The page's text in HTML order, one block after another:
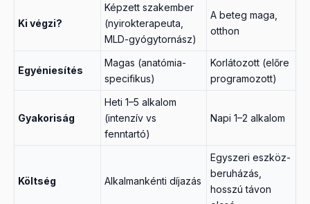
Ki végzi?
Képzett szakember
(nyirokterapeuta,
MLD-gyógytornász)
A beteg maga,
otthon
Egyéniesítés
Magas (anatómia-
specifikus)
Korlátozott (előre
programozott)
Gyakoriság
Heti 1–5 alkalom
(intenzív vs
fenntartó)
Napi 1–2 alkalom
Költség Alkalmankénti díjazás
Egyszeri eszköz-
beruházás,
hosszú távon